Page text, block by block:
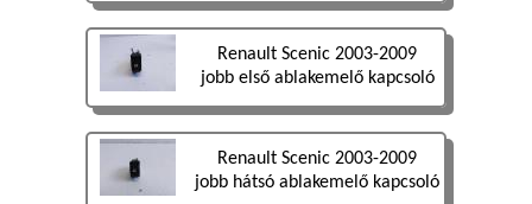
Renault Scenic 2003-2009
jobb első ablakemelő kapcsoló
Renault Scenic 2003-2009
jobb hátsó ablakemelő kapcsoló